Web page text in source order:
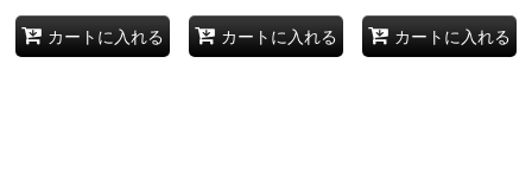
カートに入れる カートに入れる カートに入れる